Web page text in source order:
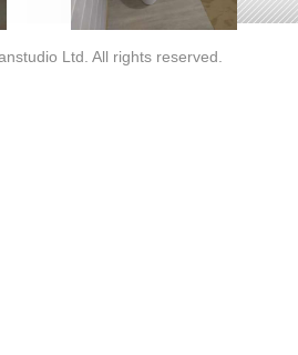
Ltd. All rights reserved.